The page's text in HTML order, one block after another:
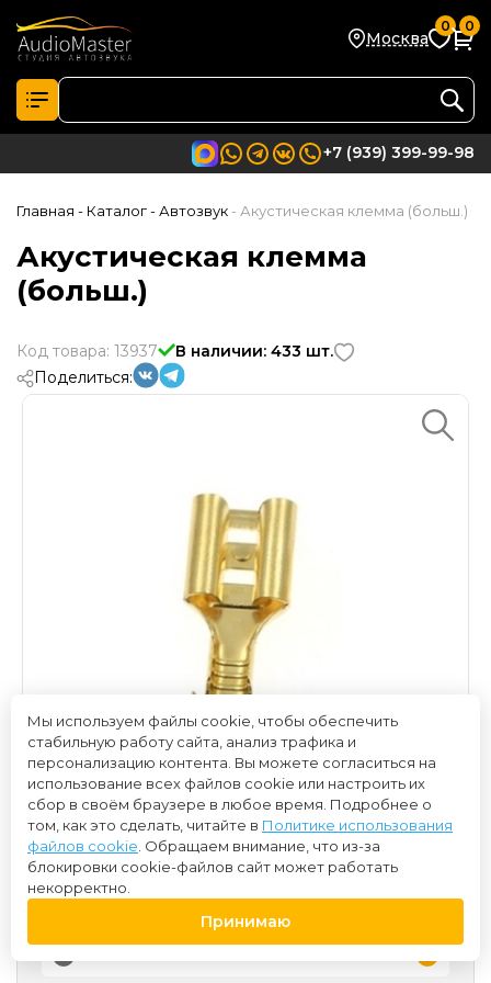
Москва
0 0
+7 (939) 399-99-98
Главная - Каталог- Автозвук - Акустическая клемма (больш.)
Акустическая клемма
(больш.)
Код товара: 13937
В наличии: 433 шт.
Поделиться:
15 ₽
Мы используем файлы cookie, чтобы обеспечить
стабильную работу сайта, анализ трафика и
персонализацию контента. Вы можете согласиться на
использование всех файлов cookie или настроить их
сбор в своём браузере в любое время. Подробнее о
том, как это сделать, читайте в Политике использования
файлов cookie . Обращаем внимание, что из-за
блокировки cookie-файлов сайт может работать
некорректно.
Принимаю